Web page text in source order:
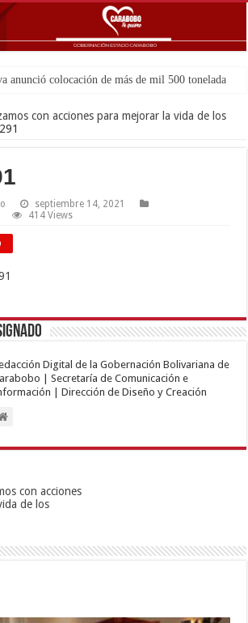
con acciones para mejorar la vida de los
septiembre 14, 2021
414 Views
Digital de la Gobernación Bolivariana de
| Secretaría de Comunicación e
| Dirección de Diseño y Creación
con acciones
de los